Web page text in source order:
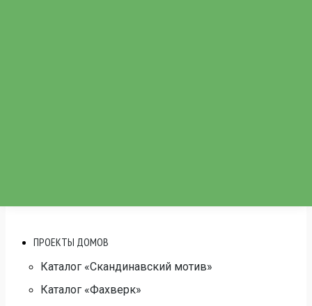
ПРОЕКТЫ ДОМОВ
Каталог «Скандинавский мотив»
Каталог «Фахверк»